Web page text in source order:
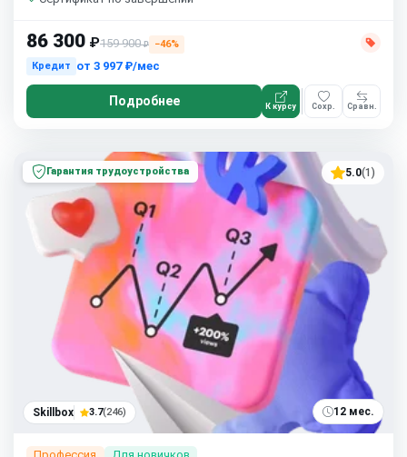
86 300 ₽159 900₽
−46%
Кредит
от 3 997 ₽/мес
Подробнее К курсу Сохр. Сравн.
Гарантия трудоустройства 5.0(1)
Skillbox 3.7(246) 12 мес.